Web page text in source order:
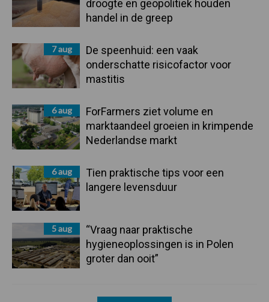
droogte en geopolitiek houden
handel in de greep
7 aug
De speenhuid: een vaak
onderschatte risicofactor voor
mastitis
6 aug
ForFarmers ziet volume en
marktaandeel groeien in krimpende
Nederlandse markt
6 aug
Tien praktische tips voor een
langere levensduur
5 aug
“Vraag naar praktische
hygieneoplossingen is in Polen
groter dan ooit”